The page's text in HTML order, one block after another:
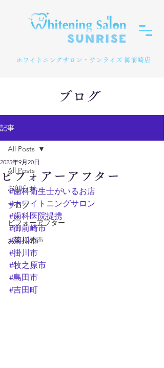
​ホワイトニングサロン・サンライズ 御前崎店
ブログ
記事
All Posts
お知らせ
ブログ
ビフォーアフター
お客様の声
All Posts
ビフォアーアフター
2025年9月20日
#歯科衛生士がいるお店
#ホワイトニングサロン
#歯科医院提携
#御前崎市
#菊川市
#掛川市
#牧之原市
#島田市
#吉田町